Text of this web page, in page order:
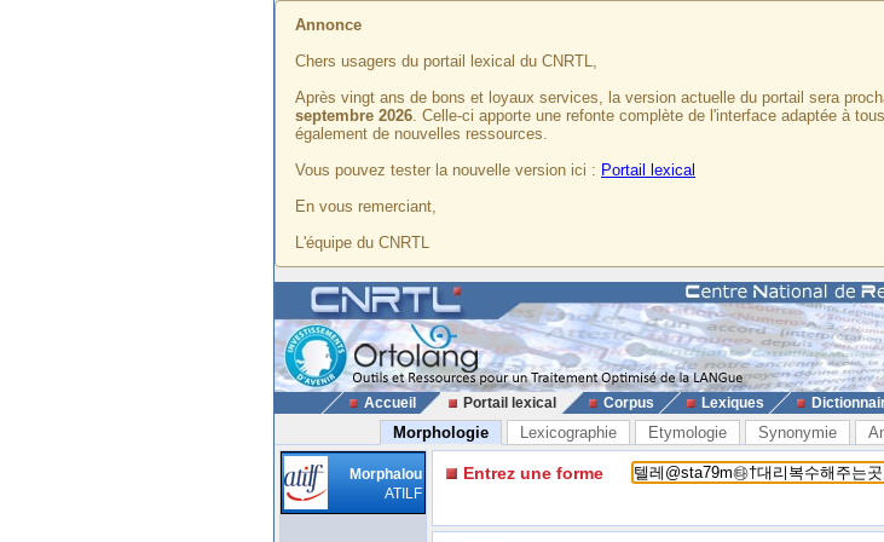
Annonce
Chers usagers du portail lexical du CNRTL,
Après vingt ans de bons et loyaux services, la version actuelle du portail sera
septembre 2026. Celle-ci apporte une refonte complète de l'interface adaptée à
également de nouvelles ressources.
Vous pouvez tester la nouvelle version ici : Portail lexical
En vous remerciant,
L'équipe du CNRTL
Accueil Portail lexical Corpus Lexiques
Morphologie Lexicographie Etymologie Synonymie
Morphalou
ATILF
Entrez une forme